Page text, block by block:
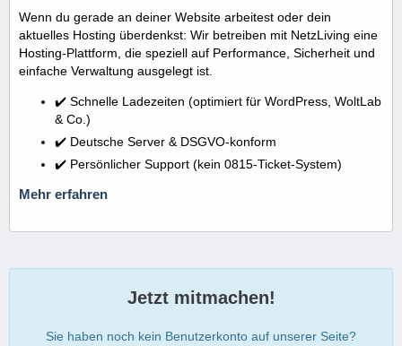
Wenn du gerade an deiner Website arbeitest oder dein
aktuelles Hosting überdenkst: Wir betreiben mit NetzLiving eine
Hosting-Plattform, die speziell auf Performance, Sicherheit und
einfache Verwaltung ausgelegt ist.
✔️ Schnelle Ladezeiten (optimiert für WordPress, WoltLab
& Co.)
✔️ Deutsche Server & DSGVO-konform
✔️ Persönlicher Support (kein 0815-Ticket-System)
Mehr erfahren
Jetzt mitmachen!
Sie haben noch kein Benutzerkonto auf unserer Seite?